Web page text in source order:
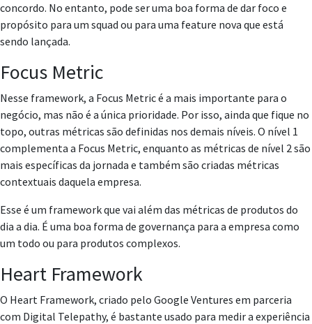
concordo. No entanto, pode ser uma boa forma de dar foco e
propósito para um squad ou para uma feature nova que está
sendo lançada.
Focus Metric
Nesse framework, a Focus Metric é a mais importante para o
negócio, mas não é a única prioridade. Por isso, ainda que fique no
topo, outras métricas são definidas nos demais níveis. O nível 1
complementa a Focus Metric, enquanto as métricas de nível 2 são
mais específicas da jornada e também são criadas métricas
contextuais daquela empresa.
Esse é um framework que vai além das métricas de produtos do
dia a dia. É uma boa forma de governança para a empresa como
um todo ou para produtos complexos.
Heart Framework
O Heart Framework, criado pelo Google Ventures em parceria
com Digital Telepathy, é bastante usado para medir a experiência